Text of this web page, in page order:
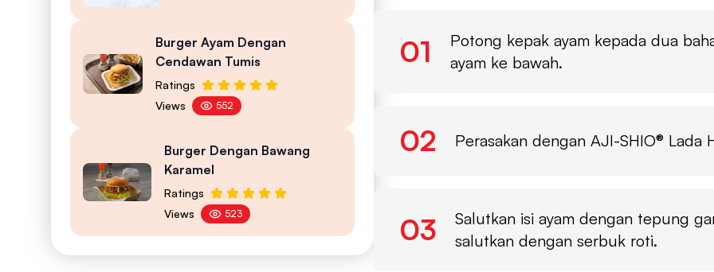
Burger Ayam Dengan
Cendawan Tumis
Ratings
Views
552
Burger Dengan Bawang
Karamel
Ratings
Views
523
01
Potong kepak ayam kepada dua
ayam ke bawah.
02 Perasakan dengan AJI-SHIO® Lada
03
Salutkan isi ayam dengan tepung
salutkan dengan serbuk roti.